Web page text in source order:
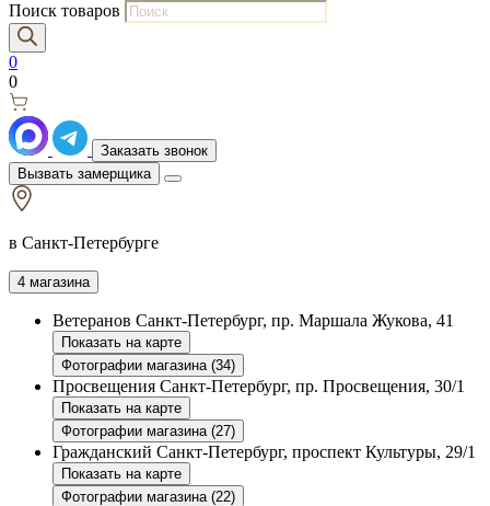
Поиск товаров
0
0
Заказать звонок
Вызвать замерщика
в Санкт-Петербурге
4 магазина
Ветеранов Санкт-Петербург, пр. Маршала Жукова, 41
Показать на карте
Фотографии магазина (34)
Просвещения Санкт-Петербург, пр. Просвещения, 30/1
Показать на карте
Фотографии магазина (27)
Гражданский Санкт-Петербург, проспект Культуры, 29/1
Показать на карте
Фотографии магазина (22)